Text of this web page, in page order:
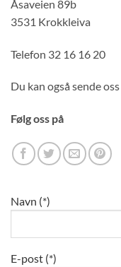
Åsaveien 89b
3531 Krokkleiva
Telefon 32 16 16 20
Du kan også sende
Følg oss på
Navn (*)
E-post (*)